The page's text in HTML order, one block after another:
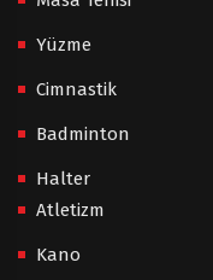
Yüzme
Cimnastik
Badminton
Halter
Atletizm
Kano